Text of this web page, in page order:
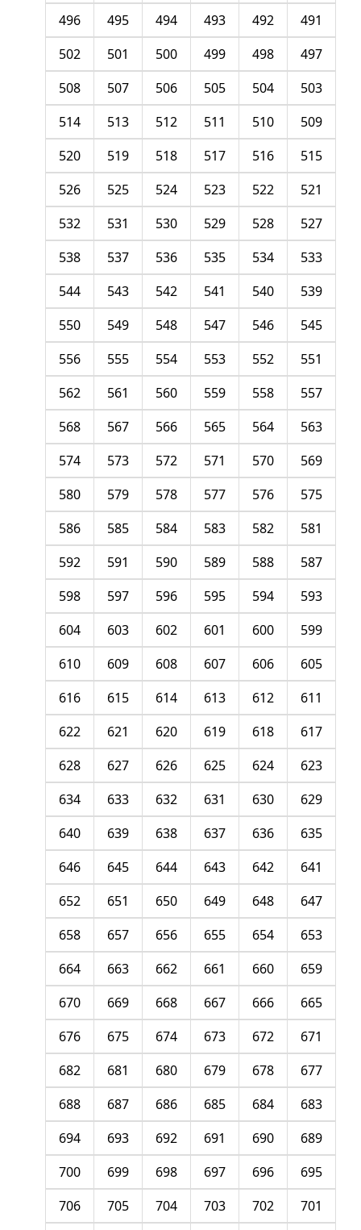
491
492
493
494
495
496
497
498
499
500
501
502
503
504
505
506
507
508
509
510
511
512
513
514
515
516
517
518
519
520
521
522
523
524
525
526
527
528
529
530
531
532
533
534
535
536
537
538
539
540
541
542
543
544
545
546
547
548
549
550
551
552
553
554
555
556
557
558
559
560
561
562
563
564
565
566
567
568
569
570
571
572
573
574
575
576
577
578
579
580
581
582
583
584
585
586
587
588
589
590
591
592
593
594
595
596
597
598
599
600
601
602
603
604
605
606
607
608
609
610
611
612
613
614
615
616
617
618
619
620
621
622
623
624
625
626
627
628
629
630
631
632
633
634
635
636
637
638
639
640
641
642
643
644
645
646
647
648
649
650
651
652
653
654
655
656
657
658
659
660
661
662
663
664
665
666
667
668
669
670
671
672
673
674
675
676
677
678
679
680
681
682
683
684
685
686
687
688
689
690
691
692
693
694
695
696
697
698
699
700
701
702
703
704
705
706